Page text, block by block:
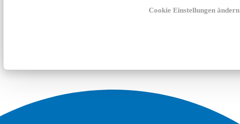
Cookie Einstellungen ändern